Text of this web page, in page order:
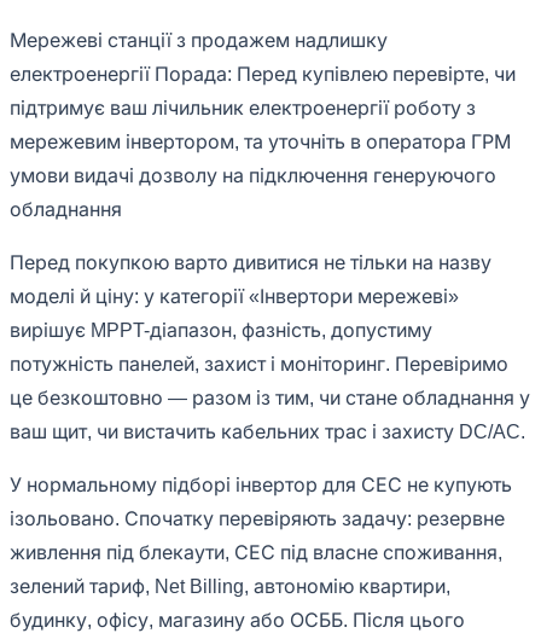
Мережеві станції з продажем надлишку
електроенергії Порада: Перед купівлею перевірте, чи
підтримує ваш лічильник електроенергії роботу з
мережевим інвертором, та уточніть в оператора ГРМ
умови видачі дозволу на підключення генеруючого
обладнання
Перед покупкою варто дивитися не тільки на назву
моделі й ціну: у категорії «Інвертори мережеві»
вирішує MPPT-діапазон, фазність, допустиму
потужність панелей, захист і моніторинг. Перевіримо
це безкоштовно — разом із тим, чи стане обладнання у
ваш щит, чи вистачить кабельних трас і захисту DC/AC.
У нормальному підборі інвертор для СЕС не купують
ізольовано. Спочатку перевіряють задачу: резервне
живлення під блекаути, СЕС під власне споживання,
зелений тариф, Net Billing, автономію квартири,
будинку, офісу, магазину або ОСББ. Після цього